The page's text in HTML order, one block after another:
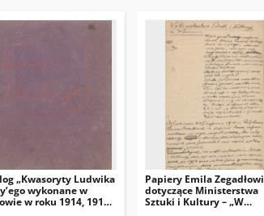
„Kwasoryty Ludwika
wykonane w
w roku 1914, 1915,
Papiery Emila
dotyczące Ministerstwa
Sztuki i Kultury – „W